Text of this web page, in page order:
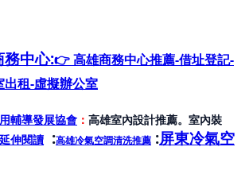
務中心:👉 高雄商務中心推薦-借址登記-
租-虛擬辦公室
輔導發展協會 ： 高雄室內設計推薦。室內裝
伸閱讀 :高雄冷氣空調清洗推薦 :屏東冷氣空